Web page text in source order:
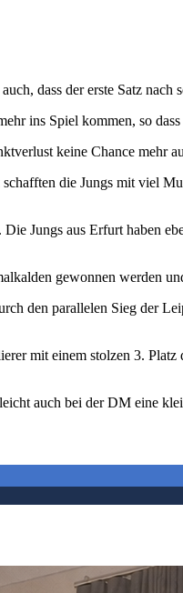
dass der erste Satz
ins Spiel kommen, so
keine Chance mehr
die Jungs mit viel
Jungs aus Erfurt haben
gewonnen werden
den parallelen Sieg der
mit einem stolzen 3.
auch bei der DM eine